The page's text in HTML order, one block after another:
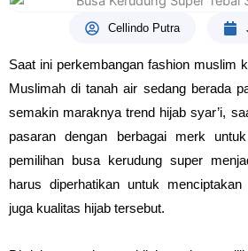
Cellindo Putra
Saat ini perkembangan fashion muslim
Muslimah di tanah air sedang berada
semakin maraknya trend hijab syar’i,
pasaran dengan berbagai merk
pemilihan busa kerudung super
harus diperhatikan untuk
juga kualitas hijab tersebut.